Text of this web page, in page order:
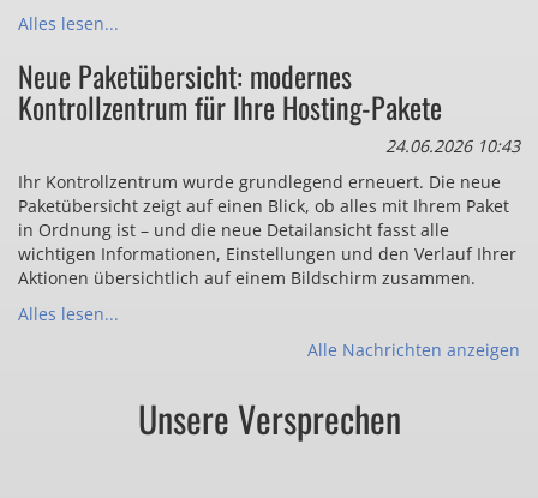
Alles lesen...
Neue Paketübersicht: modernes
Kontrollzentrum für Ihre Hosting-Pakete
24.06.2026 10:43
Ihr Kontrollzentrum wurde grundlegend erneuert. Die neue
Paketübersicht zeigt auf einen Blick, ob alles mit Ihrem Paket
in Ordnung ist – und die neue Detailansicht fasst alle
wichtigen Informationen, Einstellungen und den Verlauf Ihrer
Aktionen übersichtlich auf einem Bildschirm zusammen.
Alles lesen...
Alle Nachrichten anzeigen
Unsere Versprechen